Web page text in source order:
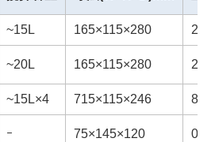
~15L 165×115×280 2.6
~20L 165×115×280 2.6
~15L×4 715×115×246 8.3
ｰ 75×145×120 0.3